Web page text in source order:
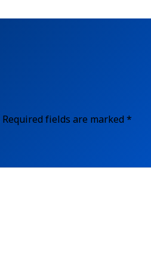
Required fields are marked *